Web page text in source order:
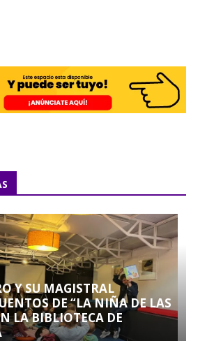
Y SU MAGISTRAL
DE “LA NIÑA DE LAS
LA BIBLIOTECA DE